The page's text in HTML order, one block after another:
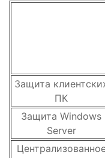
Защита
ПК
Защита Windows
Server